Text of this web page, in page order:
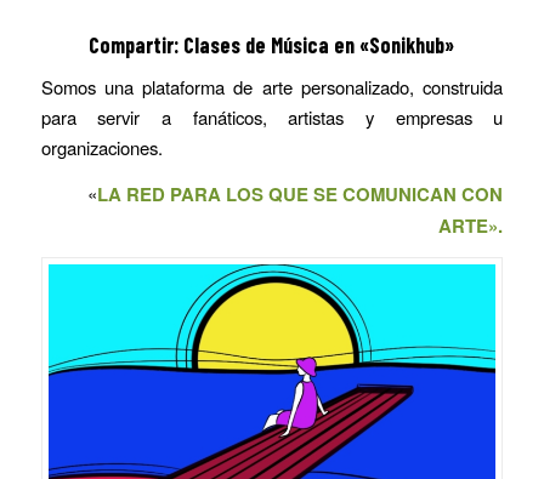
Compartir: Clases de Música en «Sonikhub»
Somos una plataforma de arte personalizado, construida
para servir a fanáticos, artistas y empresas u
organizaciones.
«LA RED PARA LOS QUE SE COMUNICAN CON
ARTE».